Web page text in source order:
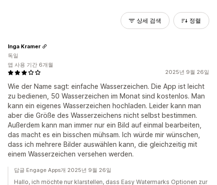
상세 검색 정렬
2025년 9월 26일
Wie der Name sagt: einfache Wasserzeichen. Die App ist leicht
zu bedienen, 50 Wasserzeichen im Monat sind kostenlos. Man
kann ein eigenes Wasserzeichen hochladen. Leider kann man
aber die Größe des Wasserzeichens nicht selbst bestimmen.
Außerdem kann man immer nur ein Bild auf einmal bearbeiten,
das macht es ein bisschen mühsam. Ich würde mir wünschen,
dass ich mehrere Bilder auswählen kann, die gleichzeitig mit
einem Wasserzeichen versehen werden.
Inga Kramer
독일
앱 사용 기간 6개월
답글 Engage Apps개 2025년 9월 26일
Hallo, ich möchte nur klarstellen, dass Easy Watermarks Optionen zur